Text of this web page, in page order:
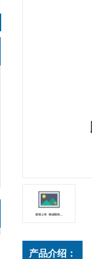
产品介绍：